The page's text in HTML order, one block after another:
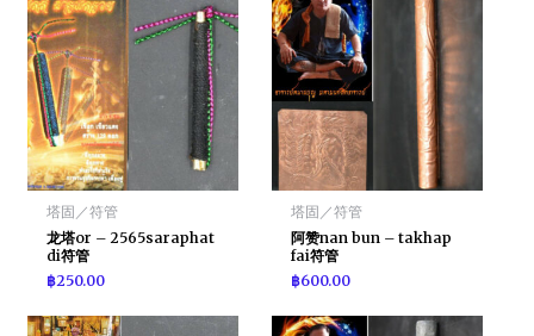
塔固／符管
龙塔or – 2565saraphat
di符管
฿250.00
塔固／符管
阿赞nan bun – takhap
fai符管
฿600.00